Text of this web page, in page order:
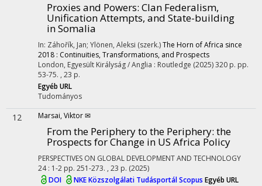
Proxies and Powers: Clan Federalism,
Unification Attempts, and State-building
in Somalia
In: Záhořík, Jan; Ylönen, Aleksi (szerk.)The Horn of Africa since
2018 : Continuities, Transformations, and Prospects
London, Egyesült Királyság / Anglia : Routledge (2025)320 p. pp.
53-75. , 23 p.
Egyéb URL
Tudományos
12 Marsai, Viktor ✉
From the Periphery to the Periphery: the
Prospects for Change in US Africa Policy
PERSPECTIVES ON GLOBAL DEVELOPMENT AND TECHNOLOGY
24: 1-2 pp. 251-273. , 23 p. (2025)
DOI
NKE Közszolgálati TudásportálScopus Egyéb URL